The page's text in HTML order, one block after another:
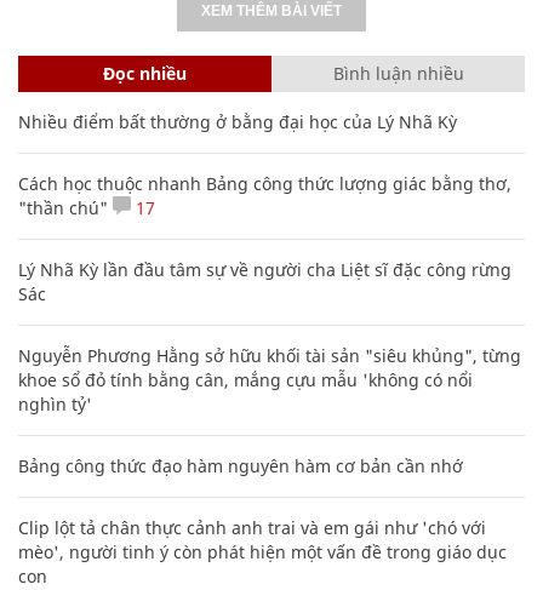
XEM THÊM BÀI VIẾT
Đọc nhiều Bình luận nhiều
Nhiều điểm bất thường ở bằng đại học của Lý Nhã Kỳ
Cách học thuộc nhanh Bảng công thức lượng giác bằng thơ,
"thần chú"
17
Lý Nhã Kỳ lần đầu tâm sự về người cha Liệt sĩ đặc công rừng
Sác
Nguyễn Phương Hằng sở hữu khối tài sản "siêu khủng", từng
khoe sổ đỏ tính bằng cân, mắng cựu mẫu 'không có nổi
nghìn tỷ'
Bảng công thức đạo hàm nguyên hàm cơ bản cần nhớ
Clip lột tả chân thực cảnh anh trai và em gái như 'chó với
mèo', người tinh ý còn phát hiện một vấn đề trong giáo dục
con